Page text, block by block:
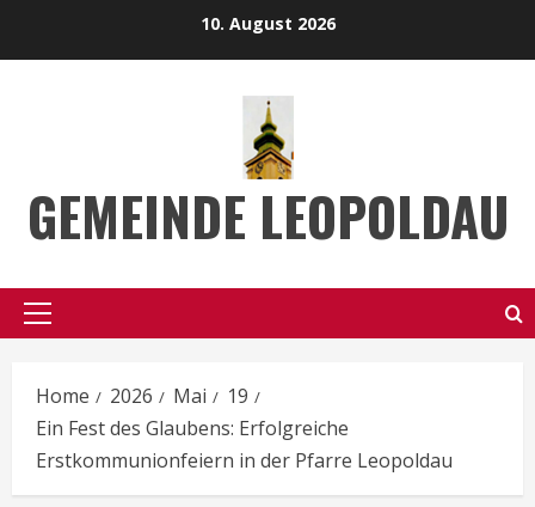
10. August 2026
GEMEINDE LEOPOLDAU
Primary
Home 2026 Mai
19
Ein Fest des Glaubens: Erfolgreiche
Erstkommunionfeiern in der Pfarre Leopoldau